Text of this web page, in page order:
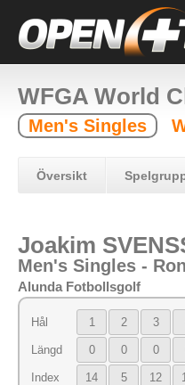
WFGA World
Men's Singles
Översikt
Joakim
Men's Singles -
Alunda Fotbollsgolf
Hål 1 2 3
Längd 0 0 0
Index 14 5 12